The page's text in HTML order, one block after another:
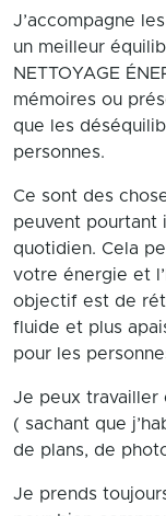
J’accompagne
un meilleur
NETTOYAGE
mémoires ou
que les
personnes.
Ce sont des
peuvent pourtant
quotidien. Cela
votre énergie et
objectif est de
fluide et plus
pour les
Je peux travailler
( sachant que
de plans, de
Je prends